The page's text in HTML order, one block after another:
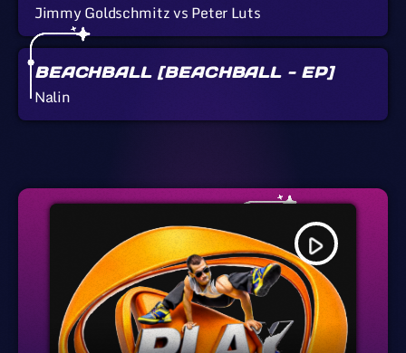
Jimmy Goldschmitz vs Peter Luts
BEACHBALL [BEACHBALL - EP]
Nalin
play_arrow